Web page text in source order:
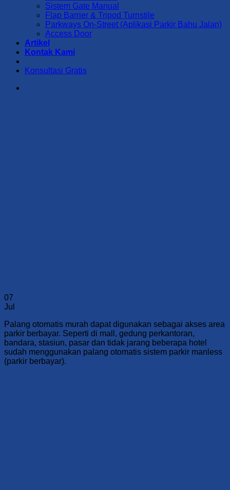
Sistem Gate Manual
Flap Barrier & Tripod Turnstile
Parkways On-Street (Aplikasi Parkir Bahu Jalan)
Access Door
Artikel
Kontak Kami
Konsultasi Gratis
07
Jul
Palang otomatis murah dapat digunakan sebagai akses area
parkir berbayar. Seperti di mall, gedung perkantoran,
bandara, stasiun, pasar dan tidak jarang beberapa hotel
sudah menggunakan palang otomatis sistem parkir manless
(parkir berbayar).